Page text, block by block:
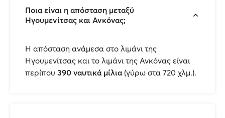
Ποια είναι η απόσταση μεταξύ
Ηγουμενίτσας και Ανκόνας;
H απόσταση ανάμεσα στο λιμάνι της
Ηγουμενίτσας και το λιμάνι της Ανκόνας είναι
περίπου 390 ναυτικά μίλια(γύρω στα 720 χλμ.).